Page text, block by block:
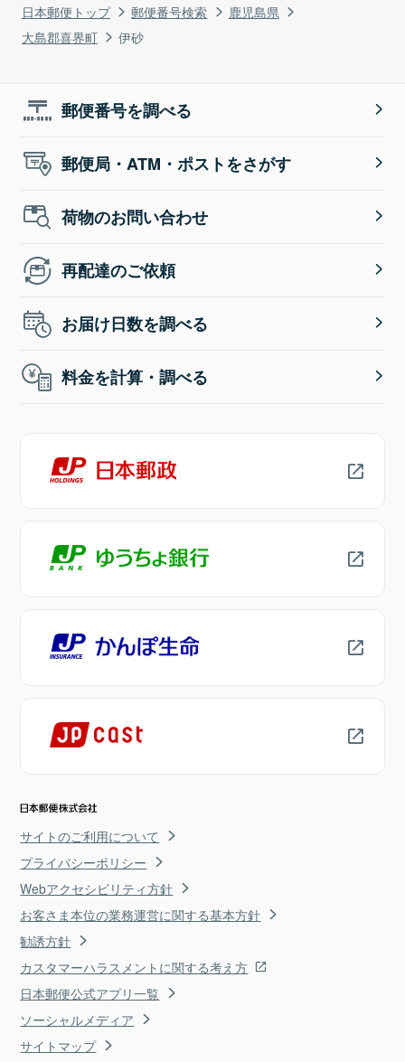
日本郵便トップ 郵便番号検索
鹿児島県
大島郡喜界町
伊砂
郵便番号を調べる
郵便局・ATM・ポストをさがす
荷物のお問い合わせ
再配達のご依頼
お届け日数を調べる
料金を計算・調べる
サイトのご利用について
プライバシーポリシー
Webアクセシビリティ方針
お客さま本位の業務運営に関する基本方針
勧誘方針
カスタマーハラスメントに関する考え方
日本郵便公式アプリ一覧
ソーシャルメディア
サイトマップ